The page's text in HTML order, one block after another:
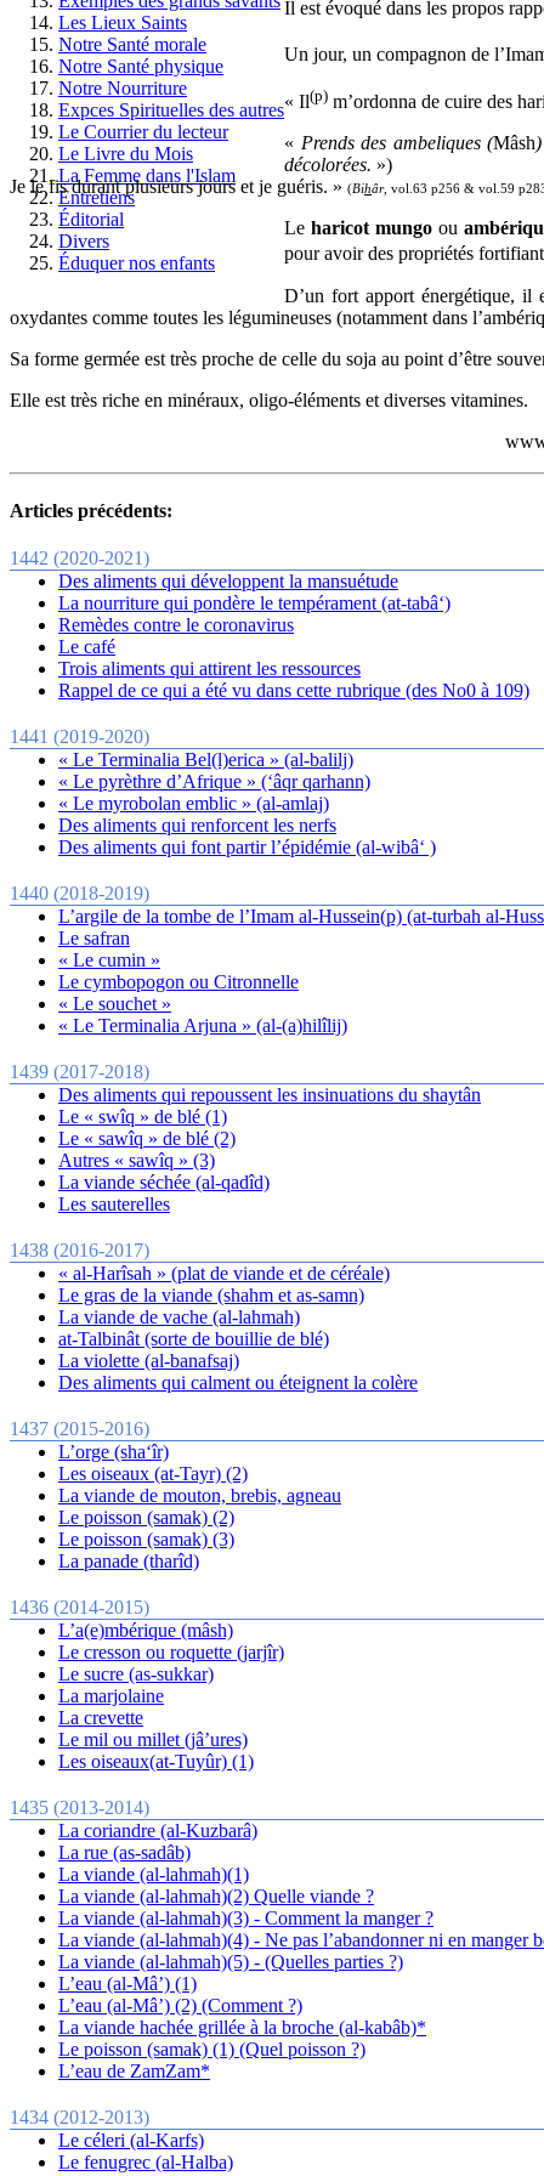
Les Lieux Saints
Notre Santé morale
Notre Santé physique
Notre Nourriture
Expces Spirituelles des autres
Le Courrier du lecteur
Le Livre du Mois
La Femme dans l'Islam
Entretiens
Éditorial
Divers
Éduquer nos enfants
Il est évoqué dans les propos
Un jour, un compagnon de
« Il(p) m’ordonna de cuire des
« Prends des ambeliques (Mâsh
décolorées. »)
Je le fis durant plusieurs jours et je guéris. » (Bihâr, vol.63 p256 & vol.59
Leharicot mungo ou
pour avoir des propriétés
D’un fort apport énergétique, il
oxydantes comme toutes les légumineuses (notamment dans
Sa forme germée est très proche de celle du soja au point d’être
Elle est très riche en minéraux, oligo-éléments et diverses vitamines.
Articles précédents:
1442 (2020-2021)
Des aliments qui développent la mansuétude
La nourriture qui pondère le tempérament (at-tabâ‘)
Remèdes contre le coronavirus
Le café
Trois aliments qui attirent les ressources
Rappel de ce qui a été vu dans cette rubrique (des No0 à 109)
1441 (2019-2020)
« Le Terminalia Bel(l)erica » (al-balilj)
« Le pyrèthre d’Afrique » (‘âqr qarhann)
« Le myrobolan emblic » (al-amlaj)
Des aliments qui renforcent les nerfs
Des aliments qui font partir l’épidémie (al-wibâ‘ )
1440 (2018-2019)
L’argile de la tombe de l’Imam al-Hussein(p) (at-turbah al-
Le safran
« Le cumin »
Le cymbopogon ou Citronnelle
« Le souchet »
« Le Terminalia Arjuna » (al-(a)hilîlij)
1439 (2017-2018)
Des aliments qui repoussent les insinuations du shaytân
Le « swîq » de blé (1)
Le « sawîq » de blé (2)
Autres « sawîq » (3)
La viande séchée (al-qadîd)
Les sauterelles
1438 (2016-2017)
« al-Harîsah » (plat de viande et de céréale)
Le gras de la viande (shahm et as-samn)
La viande de vache (al-lahmah)
at-Talbinât (sorte de bouillie de blé)
La violette (al-banafsaj)
Des aliments qui calment ou éteignent la colère
1437 (2015-2016)
L’orge (sha‘îr)
Les oiseaux (at-Tayr) (2)
La viande de mouton, brebis, agneau
Le poisson (samak) (2)
Le poisson (samak) (3)
La panade (tharîd)
1436 (2014-2015)
L’a(e)mbérique (mâsh)
Le cresson ou roquette (jarjîr)
Le sucre (as-sukkar)
La marjolaine
La crevette
Le mil ou millet (jâ’ures)
Les oiseaux(at-Tuyûr) (1)
1435 (2013-2014)
La coriandre (al-Kuzbarâ)
La rue (as-sadâb)
La viande (al-lahmah)(1)
La viande (al-lahmah)(2) Quelle viande ?
La viande (al-lahmah)(3) - Comment la manger ?
La viande (al-lahmah)(4) - Ne pas l’abandonner ni en manger
La viande (al-lahmah)(5) - (Quelles parties ?)
L’eau (al-Mâ’) (1)
L’eau (al-Mâ’) (2) (Comment ?)
La viande hachée grillée à la broche (al-kabâb)*
Le poisson (samak) (1) (Quel poisson ?)
L’eau de ZamZam*
1434 (2012-2013)
Le céleri (al-Karfs)
Le fenugrec (al-Halba)